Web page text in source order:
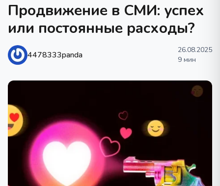
Продвижение в СМИ: успех
или постоянные расходы?
4478333panda
26.08.2025
9 мин